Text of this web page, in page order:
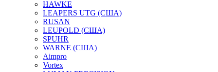
HAWKE
LEAPERS UTG (США)
RUSAN
LEUPOLD (США)
SPUHR
WARNE (США)
Aimpro
Vortex